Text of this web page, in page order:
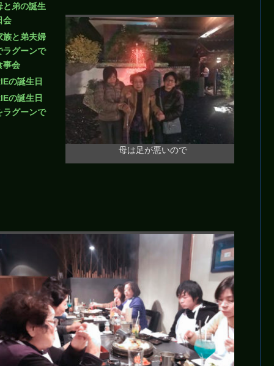
母は足が悪いので
と弟の誕生
会
族と弟夫婦
ラグーンで
事会
の誕生日
の誕生日
ラグーンで